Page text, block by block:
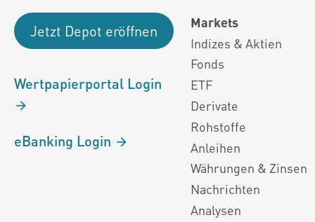
Jetzt Depot eröffnen
Wertpapierportal Login
eBanking Login
Markets
Indizes & Aktien
Fonds
ETF
Derivate
Rohstoffe
Anleihen
Währungen & Zinsen
Nachrichten
Analysen